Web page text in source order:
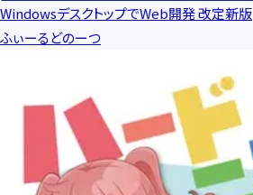
WindowsデスクトップでWeb開発 改定新版
ふぃーるどのーつ